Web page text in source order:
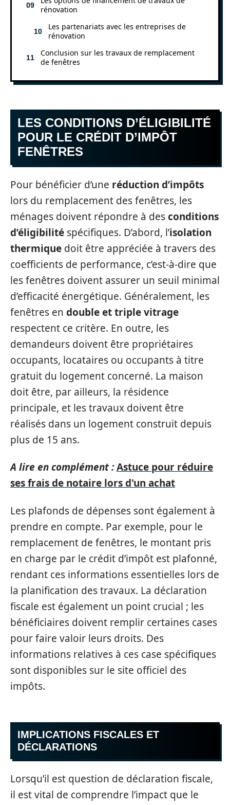
rénovation
Les partenariats avec les entreprises de
rénovation
Conclusion sur les travaux de remplacement
de fenêtres
LES CONDITIONS D’ÉLIGIBILITÉ
POUR LE CRÉDIT D’IMPÔT
FENÊTRES
Pour bénéficier d’une réduction d’impôts
lors du remplacement des fenêtres, les
ménages doivent répondre à desconditions
d’éligibilité spécifiques. D’abord, l’isolation
thermique doit être appréciée à travers des
coefficients de performance, c’est-à-dire que
les fenêtres doivent assurer un seuil minimal
d’efficacité énergétique. Généralement, les
fenêtres en double et triple vitrage
respectent ce critère. En outre, les
demandeurs doivent être propriétaires
occupants, locataires ou occupants à titre
gratuit du logement concerné. La maison
doit être, par ailleurs, la résidence
principale, et les travaux doivent être
réalisés dans un logement construit depuis
plus de 15 ans.
A lire en complément :Astuce pour réduire
ses frais de notaire lors d'un achat
Les plafonds de dépenses sont également à
prendre en compte. Par exemple, pour le
remplacement de fenêtres, le montant pris
en charge par le crédit d’impôt est plafonné,
rendant ces informations essentielles lors de
la planification des travaux. La déclaration
fiscale est également un point crucial ; les
bénéficiaires doivent remplir certaines cases
pour faire valoir leurs droits. Des
informations relatives à ces case spécifiques
sont disponibles sur le site officiel des
impôts.
IMPLICATIONS FISCALES ET
DÉCLARATIONS
Lorsqu’il est question de déclaration fiscale,
il est vital de comprendre l’impact que le